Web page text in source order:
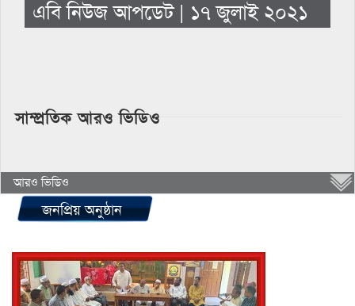
এবি নিউজ আপডেট | ১৭ জুলাই ২০২১
সাম্প্রতিক আরও ভিডিও
আরও ভিডিও
জনপ্রিয় অনুষ্ঠান